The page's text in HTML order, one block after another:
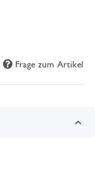
Frage zum Artikel